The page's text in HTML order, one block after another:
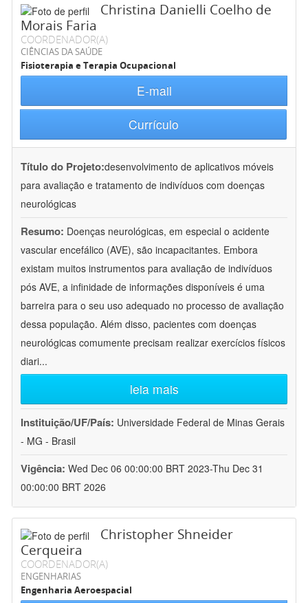
Christina Danielli Coelho de
Morais Faria
COORDENADOR(A)
CIÊNCIAS DA SAÚDE
Fisioterapia e Terapia Ocupacional
E-mail
Currículo
Título do Projeto:desenvolvimento de aplicativos móveis
para avaliação e tratamento de indivíduos com doenças
neurológicas
Resumo: Doenças neurológicas, em especial o acidente
vascular encefálico (AVE), são incapacitantes. Embora
existam muitos instrumentos para avaliação de indivíduos
pós AVE, a infinidade de informações disponíveis é uma
barreira para o seu uso adequado no processo de avaliação
dessa população. Além disso, pacientes com doenças
neurológicas comumente precisam realizar exercícios físicos
diari...
leia mais
Instituição/UF/País: Universidade Federal de Minas Gerais
- MG - Brasil
Vigência: Wed Dec 06 00:00:00 BRT 2023-Thu Dec 31
00:00:00 BRT 2026
Christopher Shneider
Cerqueira
COORDENADOR(A)
ENGENHARIAS
Engenharia Aeroespacial